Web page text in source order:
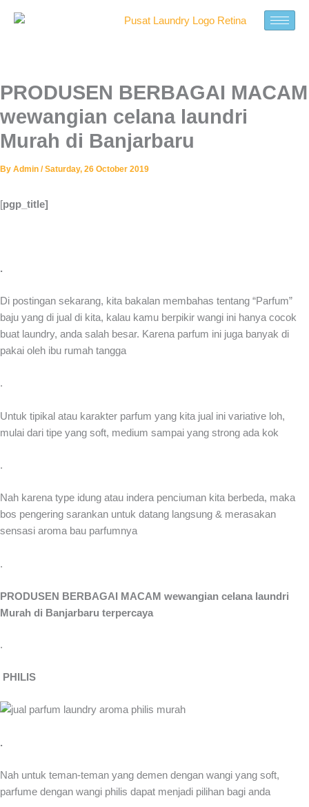
PRODUSEN BERBAGAI MACAM
wewangian celana laundri
Murah di Banjarbaru
By Admin /Saturday, 26 October 2019
[pgp_title]
.
Di postingan sekarang, kita bakalan membahas tentang “Parfum”
baju yang di jual di kita, kalau kamu berpikir wangi ini hanya cocok
buat laundry, anda salah besar. Karena parfum ini juga banyak di
pakai oleh ibu rumah tangga
.
Untuk tipikal atau karakter parfum yang kita jual ini variative loh,
mulai dari tipe yang soft, medium sampai yang strong ada kok
.
Nah karena type idung atau indera penciuman kita berbeda, maka
bos pengering sarankan untuk datang langsung & merasakan
sensasi aroma bau parfumnya
.
PRODUSEN BERBAGAI MACAM wewangian celana laundri
Murah di Banjarbaru terpercaya
.
PHILIS
.
Nah untuk teman-teman yang demen dengan wangi yang soft,
parfume dengan wangi philis dapat menjadi pilihan bagi anda